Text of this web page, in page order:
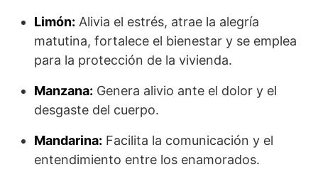
Limón: Alivia el estrés, atrae la alegría
matutina, fortalece el bienestar y se emplea
para la protección de la vivienda.
Manzana: Genera alivio ante el dolor y el
desgaste del cuerpo.
Mandarina: Facilita la comunicación y el
entendimiento entre los enamorados.